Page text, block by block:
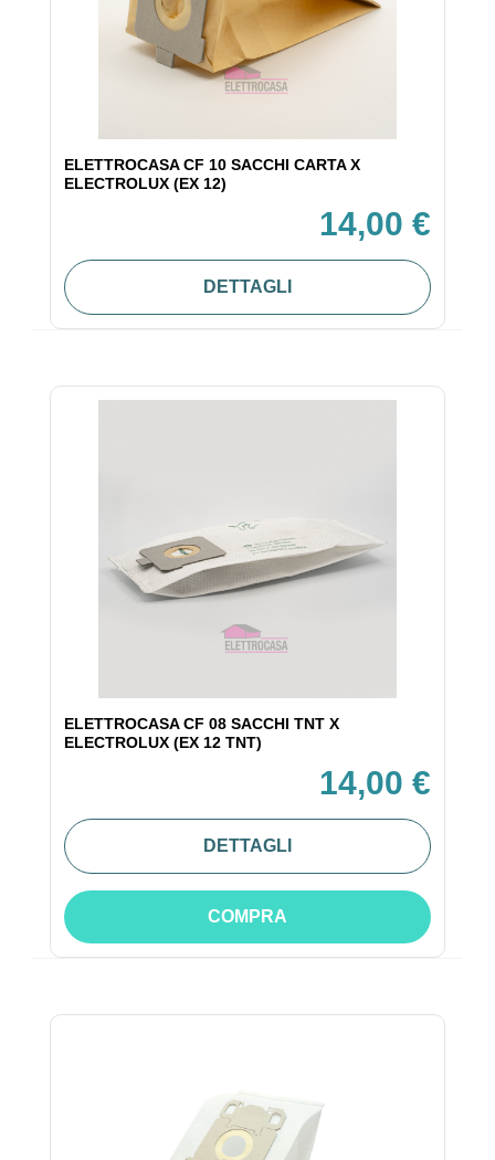
ELETTROCASA CF 10 SACCHI CARTA X
ELECTROLUX (EX 12)
14,00 €
DETTAGLI
ELETTROCASA CF 08 SACCHI TNT X
ELECTROLUX (EX 12 TNT)
14,00 €
DETTAGLI
COMPRA